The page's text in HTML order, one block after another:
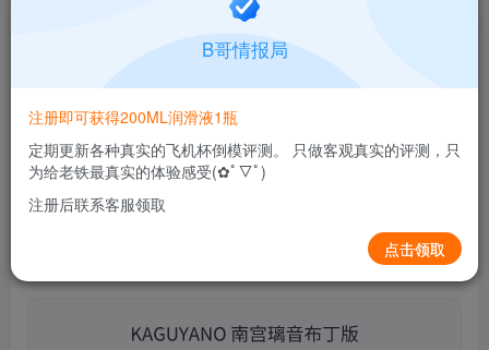
国产KAGUYANO南宫璃音布丁版萌系慢玩飞机杯
B哥情报局-产品指南针
2个月前更新
0 238 9
KAGUYANO 南宫璃音布丁版
B哥情报局
注册即可获得200ML润滑液1瓶
定期更新各种真实的飞机杯倒模评测。 只做客观真实的评测，只
为给老铁最真实的体验感受(✿ﾟ▽ﾟ)
注册后联系客服领取
点击领取